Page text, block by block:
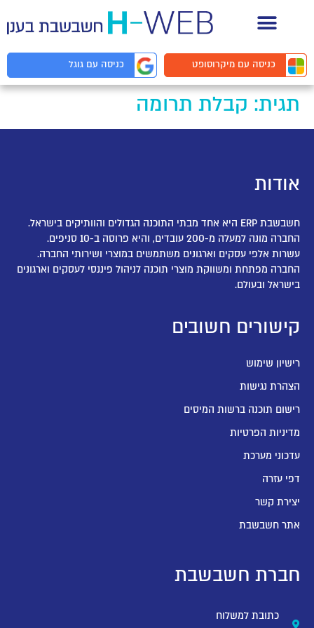
כניסה עםמיקרוסופט כניסה עם גוגל
תגית: קבלת תרומה
אודות
חשבשבת ERP היא אחד מבתי התוכנה הגדולים והוותיקים בישראל.
החברה מונה למעלה מ-200 עובדים, והיא פרוסה ב-10 סניפים.
עשרות אלפי עסקים וארגונים משתמשים במוצרי ושירותי החברה.
החברה מפתחת ומשווקת מוצרי תוכנה לניהול פיננסי לעסקים וארגונים
בישראל ובעולם.
קישורים חשובים
רישיון שימוש
הצהרת נגישות
רישום תוכנה ברשות המיסים
מדיניות הפרטיות
עדכוני מערכת
דפי עזרה
יצירת קשר
אתר חשבשבת
חברת חשבשבת
כתובת למשלוח